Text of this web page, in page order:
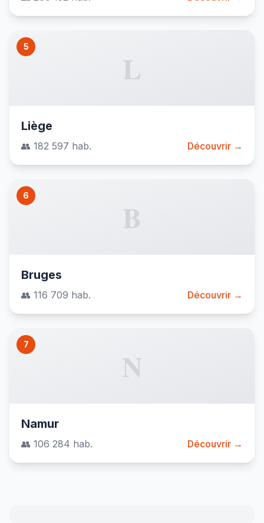
5
L
Liège
👥 182 597 hab. Découvrir →
6
B
Bruges
👥 116 709 hab. Découvrir →
7
N
Namur
👥 106 284 hab. Découvrir →